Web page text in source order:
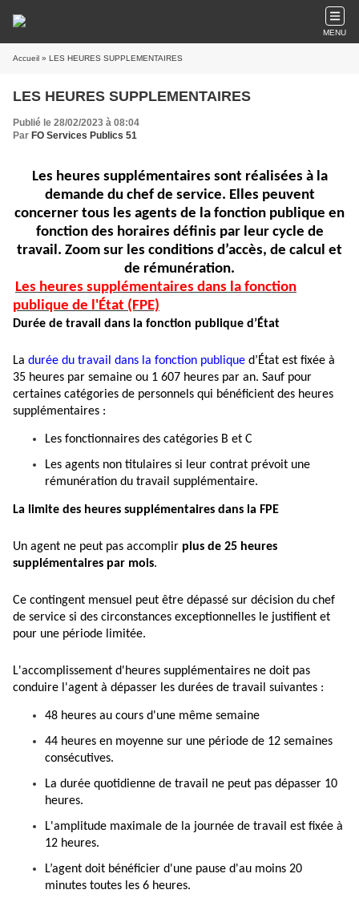
MENU
Accueil » LES HEURES SUPPLEMENTAIRES
LES HEURES SUPPLEMENTAIRES
Publié le 28/02/2023 à 08:04
Par FO Services Publics 51
Les heures supplémentaires sont réalisées à la
demande du chef de service. Elles peuvent
concerner tous les agents de la fonction publique en
fonction des horaires définis par leur cycle de
travail. Zoom sur les conditions d’accès, de calcul et
de rémunération.
Les heures supplémentaires dans la fonction
publique de l'État (FPE)
Durée de travail dans la fonction publique d’État
La durée du travail dans la fonction publique d’État est fixée à
35 heures par semaine ou 1 607 heures par an. Sauf pour
certaines catégories de personnels qui bénéficient des heures
supplémentaires :
Les fonctionnaires des catégories B et C
Les agents non titulaires si leur contrat prévoit une
rémunération du travail supplémentaire.
La limite des heures supplémentaires dans la FPE
Un agent ne peut pas accomplir plus de 25 heures
supplémentaires par mois.
Ce contingent mensuel peut être dépassé sur décision du chef
de service si des circonstances exceptionnelles le justifient et
pour une période limitée.
L'accomplissement d'heures supplémentaires ne doit pas
conduire l'agent à dépasser les durées de travail suivantes :
48 heures au cours d'une même semaine
44 heures en moyenne sur une période de 12 semaines
consécutives.
La durée quotidienne de travail ne peut pas dépasser 10
heures.
L'amplitude maximale de la journée de travail est fixée à
12 heures.
L’agent doit bénéficier d'une pause d'au moins 20
minutes toutes les 6 heures.